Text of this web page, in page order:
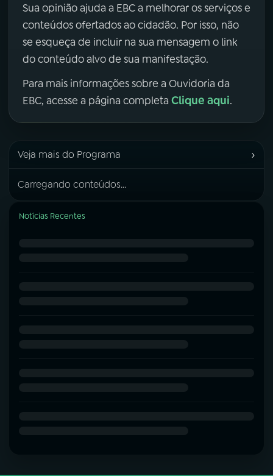
Sua opinião ajuda a EBC a melhorar os serviços e
conteúdos ofertados ao cidadão. Por isso, não
se esqueça de incluir na sua mensagem o link
do conteúdo alvo de sua manifestação.
Para mais informações sobre a Ouvidoria da
EBC, acesse a página completa Clique aqui.
Veja mais do Programa ›
Carregando conteúdos...
Notícias Recentes